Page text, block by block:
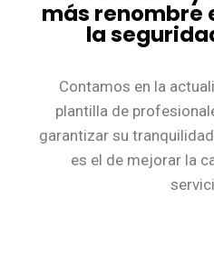
más renombre
la
Contamos en la
plantilla de
garantizar su
es el de mejorar la